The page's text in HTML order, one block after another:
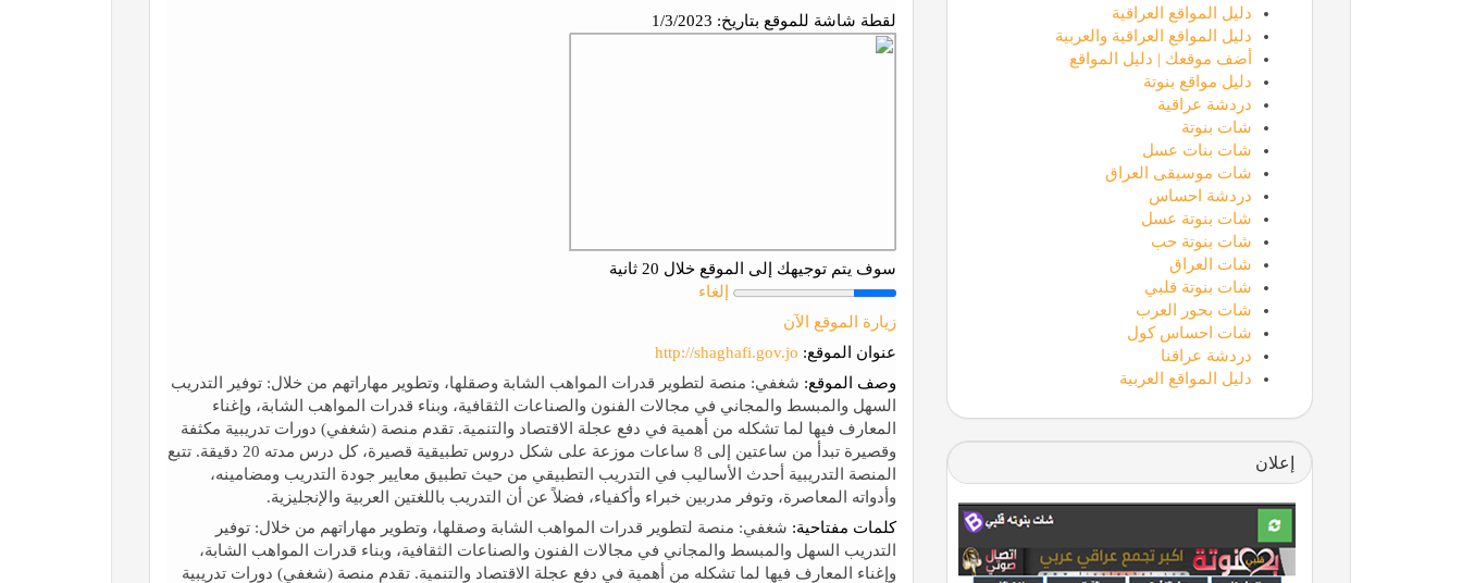
لقطة شاشة للموقع بتاريخ:
سوف يتم توجيهك إلى الموقع خلال 20 ثانية
إلغاء
زيارة الموقع الآن
عنوان الموقع: http://shaghafi.gov.jo
وصف الموقع: شغفي: منصة لتطوير قدرات المواهب الشابة وصقلها، وتطوير مهاراتهم من خلال: توفير التدريب
السهل والمبسط والمجاني في مجالات الفنون والصناعات الثقافية، وبناء قدرات المواهب الشابة، وإغناء
المعارف فيها لما تشكله من أهمية في دفع عجلة الاقتصاد والتنمية. تقدم منصة (شغفي) دورات تدريبية مكثفة
وقصيرة تبدأ من ساعتين إلى 8 ساعات موزعة على شكل دروس تطبيقية قصيرة، كل درس مدته 20 دقيقة. تتبع
المنصة التدريبية أحدث الأساليب في التدريب التطبيقي من حيث تطبيق معايير جودة التدريب ومضامينه،
وأدواته المعاصرة، وتوفر مدربين خبراء وأكفياء، فضلاً عن أن التدريب باللغتين العربية والإنجليزية.
كلمات مفتاحية: شغفي: منصة لتطوير قدرات المواهب الشابة وصقلها، وتطوير مهاراتهم من خلال: توفير
التدريب السهل والمبسط والمجاني في مجالات الفنون والصناعات الثقافية، وبناء قدرات المواهب الشابة،
وإغناء المعارف فيها لما تشكله من أهمية في دفع عجلة الاقتصاد والتنمية. تقدم منصة (شغفي) دورات تدريبية
دليل المواقع العراقية
دليل المواقع العراقية والعربية
أضف موقعك | دليل المواقع
دليل مواقع بنوتة
دردشة عراقية
شات بنوتة
شات بنات عسل
شات موسيقى العراق
دردشة احساس
شات بنوتة عسل
شات بنوتة حب
شات العراق
شات بنوتة قلبي
شات بحور العرب
شات احساس كول
دردشة عراقنا
دليل المواقع العربية
إعلان